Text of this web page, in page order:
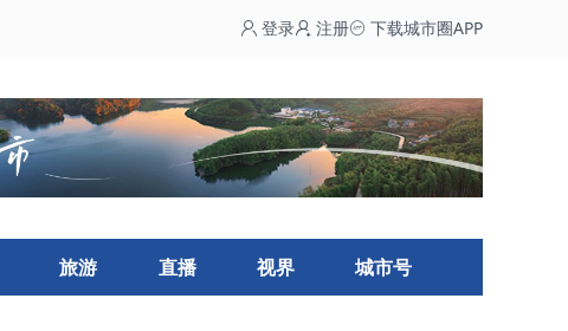
登录 注册 下载城市圈APP
旅游 直播 视界 城市号